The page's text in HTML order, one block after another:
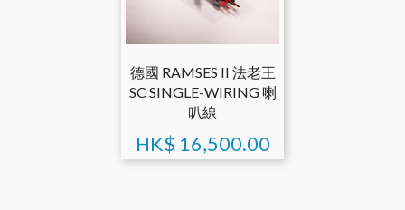
德國 RAMSES II 法老王
SC SINGLE-WIRING 喇
叭線
HK$ 16,500.00